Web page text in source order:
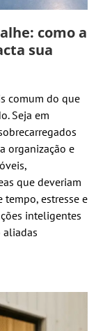
como a
sua
comum do que
Seja em
organização e
que deveriam
estresse e
inteligentes
aliadas